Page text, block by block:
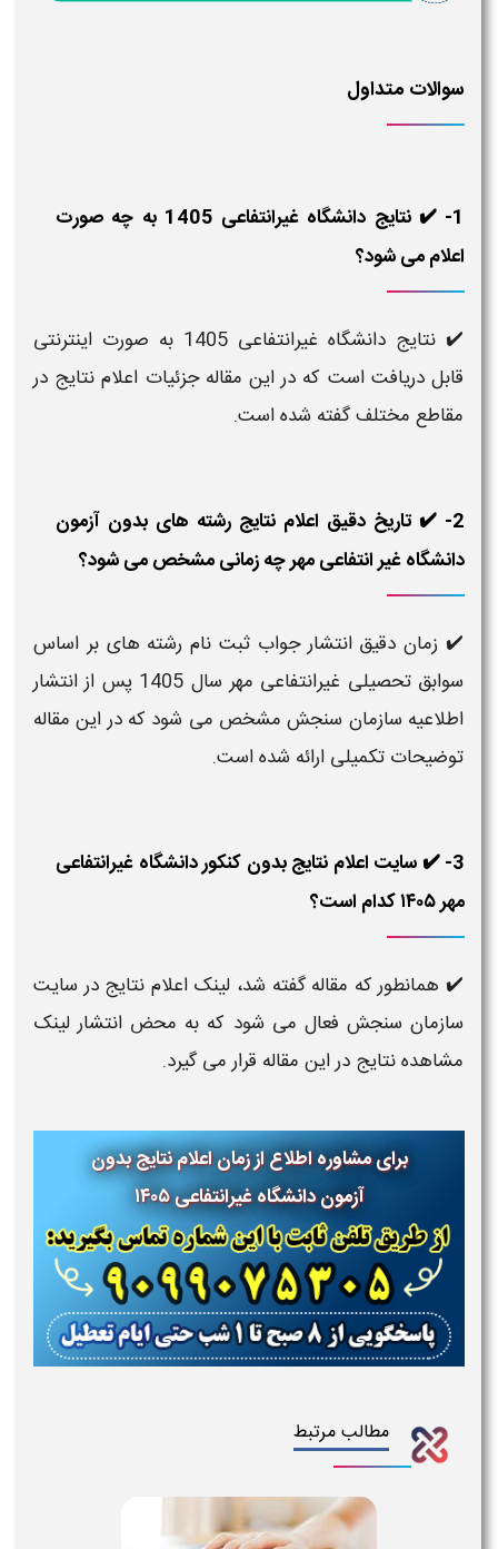
سوالات متداول
1- ✔️ نتایج دانشگاه غیرانتفاعی 1405 به چه صورت
اعلام می شود؟
✔️
نتایج دانشگاه غیرانتفاعی 1405 به صورت اینترنتی
قابل دریافت است که در این مقاله جزئیات اعلام نتایج در
مقاطع مختلف گفته شده است.
2- ✔️ تاریخ دقیق اعلام نتایج رشته های بدون آزمون
دانشگاه غیر انتفاعی مهر چه زمانی مشخص می شود؟
✔️ زمان دقیق انتشار جواب ثبت نام رشته های بر اساس
سوابق تحصیلی غیرانتفاعی مهر سال 1405 پس از انتشار
اطلاعیه سازمان سنجش مشخص می شود که در این مقاله
توضیحات تکمیلی ارائه شده است.
3- ✔️ سایت اعلام نتایج بدون کنکور دانشگاه غیرانتفاعی
مهر ۱۴۰۵​ کدام است؟
✔️ همانطور که مقاله گفته شد، لینک اعلام نتایج در سایت
سازمان سنجش فعال می شود که به محض انتشار لینک
مشاهده نتایج در این مقاله قرار می گیرد.
برای مشاوره اطلاع از زمان اعلام نتایج بدون
آزمون دانشگاه غیرانتفاعی ۱۴۰۵
مطالب مرتبط